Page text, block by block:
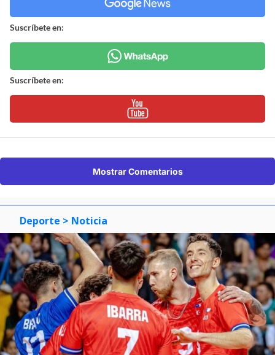
Suscríbete en:
Suscríbete en:
Mostrar Comentarios
Deporte > Noticia